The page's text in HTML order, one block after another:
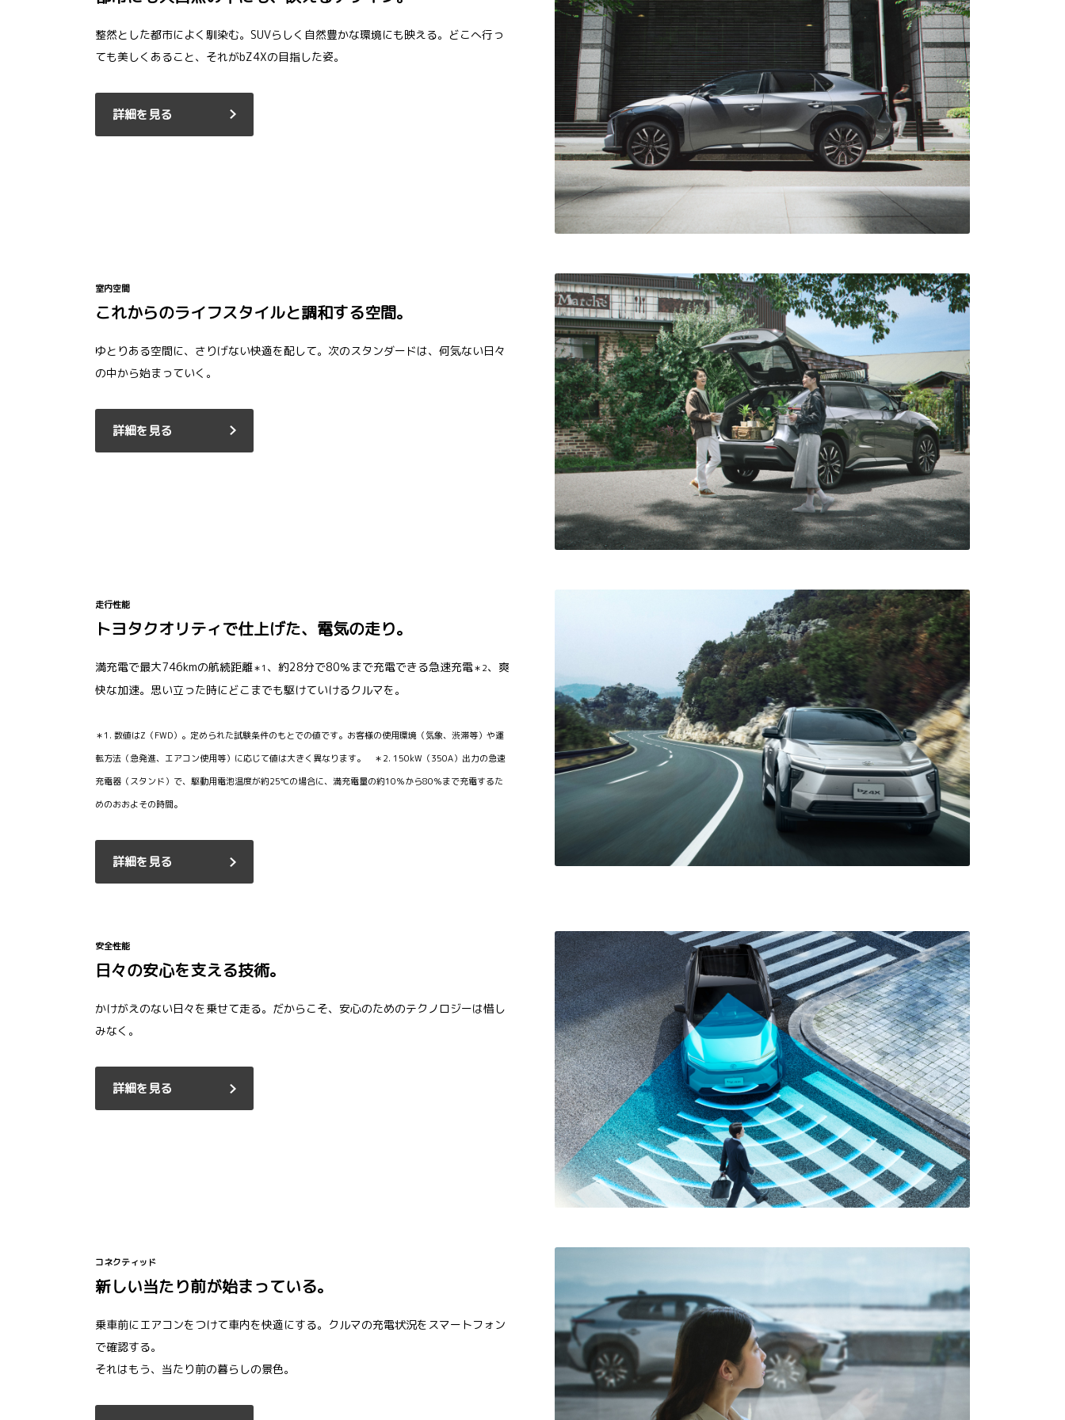
整然とした都市によく馴染む。SUVらしく自然豊かな環境にも映える。どこへ行っ
ても美しくあること、それがbZ4Xの目指した姿。
詳細を見る
室内空間
これからのライフスタイルと調和する空間。
ゆとりある空間に、さりげない快適を配して。次のスタンダードは、何気ない日々
の中から始まっていく。
詳細を見る
走行性能
トヨタクオリティで仕上げた、電気の走り。
満充電で最大746kmの航続距離＊1 、約28分で80％まで充電できる急速充電＊2、爽
快な加速。思い立った時にどこまでも駆けていけるクルマを。
＊1. 数値はZ（FWD）。定められた試験条件のもとでの値です。お客様の使用環境（気象、渋滞等）や運
転方法（急発進、エアコン使用等）に応じて値は大きく異なります。 ＊2. 150kW（350A）出力の急速
充電器（スタンド）で、駆動用電池温度が約25℃の場合に、満充電量の約10％から80％まで充電するた
めのおおよその時間。
詳細を見る
安全性能
日々の安心を支える技術。
かけがえのない日々を乗せて走る。だからこそ、安心のためのテクノロジーは惜し
みなく。
詳細を見る
コネクティッド
新しい当たり前が始まっている。
乗車前にエアコンをつけて車内を快適にする。クルマの充電状況をスマートフォン
で確認する。
それはもう、当たり前の暮らしの景色。